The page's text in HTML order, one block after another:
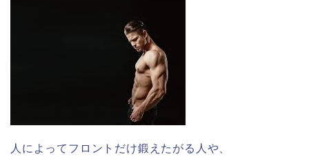
人によってフロントだけ鍛えたがる人や、